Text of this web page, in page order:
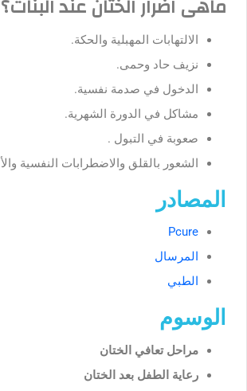
ماهى اضرار الختان عند البنات؟
الالتهابات المهبلية والحكة.
نزيف حاد وحمى.
الدخول في صدمة نفسية.
مشاكل في الدورة الشهرية.
صعوبة في التبول .
الشعور بالقلق والاضطرابات النفسية
المصادر
Pcure
المرسال
الطبي
الوسوم
مراحل تعافي الختان
رعاية الطفل بعد الختان